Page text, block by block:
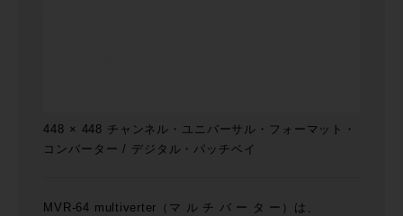
448 × 448 チャンネル・ユニバーサル・フォーマット・
コンバーター / デジタル・パッチベイ
MVR-64 multiverter（マ ル チ バ ー タ ー）は、